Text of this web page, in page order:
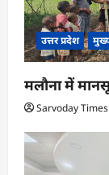
उत्तर प्रदेश
मलौना में
Sarvoday Times